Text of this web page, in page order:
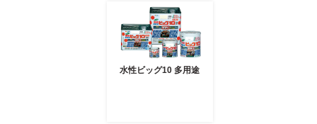
水性ビッグ10 多用途